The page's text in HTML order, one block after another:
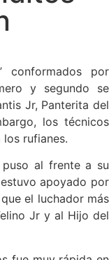
conformados por
y segundo se
Jr, Panterita del
los técnicos
rufianes.
puso al frente a su
apoyado por
el luchador más
Jr y al Hijo del